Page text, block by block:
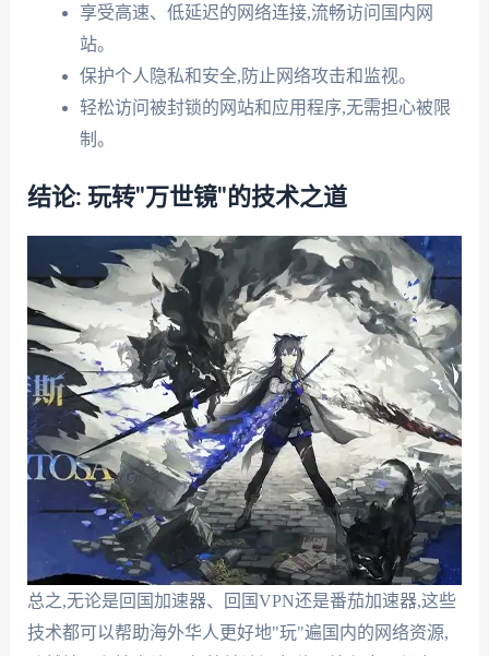
享受高速、低延迟的网络连接,流畅访问国内网
站。
保护个人隐私和安全,防止网络攻击和监视。
轻松访问被封锁的网站和应用程序,无需担心被限
制。
结论: 玩转"万世镜"的技术之道
总之,无论是回国加速器、回国VPN还是番茄加速器,这些
技术都可以帮助海外华人更好地"玩"遍国内的网络资源,